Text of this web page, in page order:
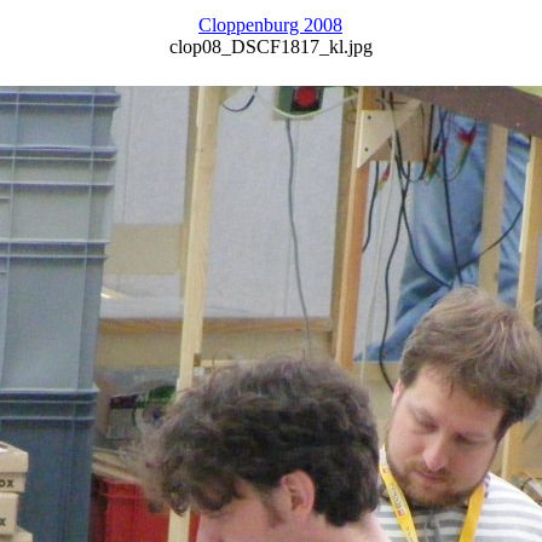
Cloppenburg 2008
clop08_DSCF1817_kl.jpg